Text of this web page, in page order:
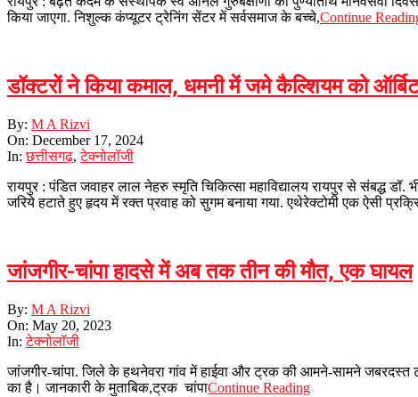
किया जाएगा. निशुल्क कंप्यूटर ट्रेनिंग सेंटर में सर्वसमाज के बच्चे,Continue
डॉक्टरों ने किया कमाल, धमनी में जमे कैल्शियम को
2024-
12-
17
By: M A Rizvi
On: December 17, 2024
In: छत्तीसगढ़,टेक्नोलॉजी
रायपुर : पंडित जवाहर लाल नेहरु स्मृति चिकित्सा महाविद्यालय रायपुर से संबद्ध
जरिये हटाते हुए हृदय में रक्त प्रवाह को सुगम बनाया गया. एथेरेक्टोमी एक ऐसी
जांजगीर-चांपा हादसे में अब तक तीन की मौत, एक घायल
2023-
05-
20
By: M A Rizvi
On: May 20, 2023
In: टेक्नोलॉजी
जांजगीर-चांपा. जिले के हथनेवरा गांव में हाईवा और ट्रक की आमने-सामने जबरदस्त
का है। जानकारी के मुताबिक,ट्रक ​​​​​​ चांपाContinue Reading